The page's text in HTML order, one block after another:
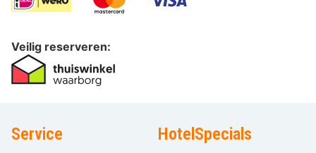
Veilig reserveren:
Service HotelSpecials